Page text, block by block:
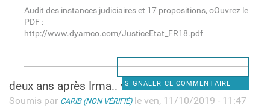
Audit des instances judiciaires et 17 propositions, oOuvrez le
PDF :
http://www.dyamco.com/JusticeEtat_FR18.pdf
SIGNALER CE COMMENTAIRE
deux ans après Irma.. voila
Soumis par CARIB (NON VÉRIFIÉ)le ven, 11/10/2019 - 11:47